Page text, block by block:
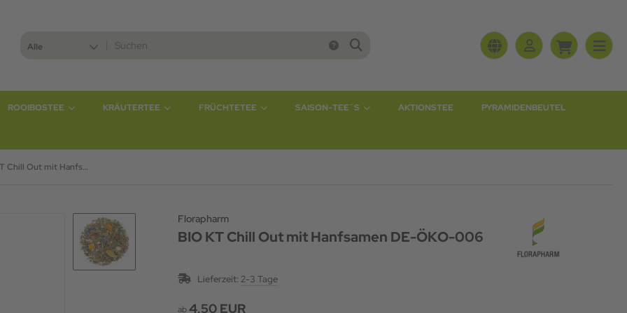
Alle
ROOIBOSTEE KRÄUTERTEE FRÜCHTETEE SAISON-TEE`S AKTIONSTEE PYRAMIDENBEUTEL
BIO KT Chill Out mit Hanfsamen DE-ÖKO-006
Florapharm
BIO KT Chill Out mit Hanfsamen DE-ÖKO-006
Lieferzeit: 2-3 Tage
ab4,50 EUR